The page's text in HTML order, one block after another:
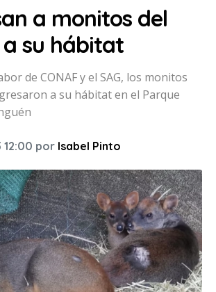
a monitos del
su hábitat
de CONAF y el SAG, los monitos
a su hábitat en el Parque
12:00 por Isabel Pinto